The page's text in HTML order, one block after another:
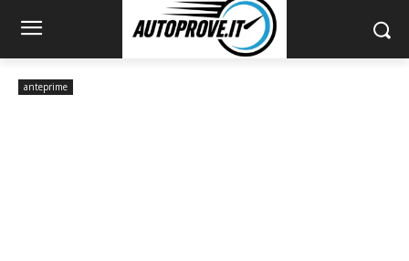
anteprime